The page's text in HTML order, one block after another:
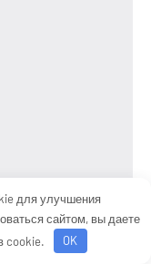
для улучшения
сайтом, вы даете
cookie.
OK